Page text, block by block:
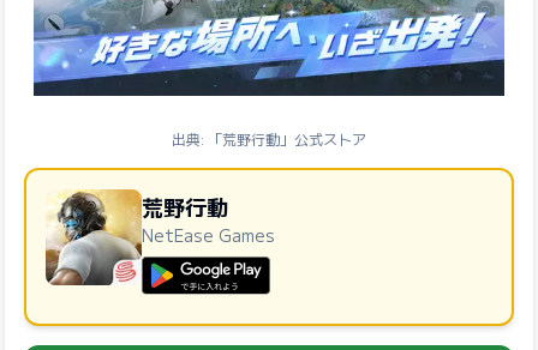
出典: 「荒野行動」公式ストア
荒野行動
NetEase Games